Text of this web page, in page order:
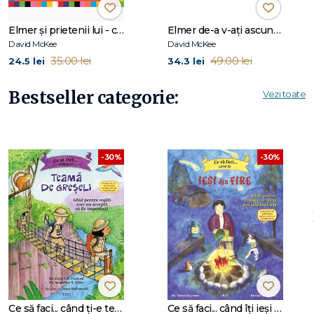
Beneficii de lectură – ce poate învăța copilul din această
carte:
evidențierea importanței prieteniei și a gesturilor de
promovarea bucuriei și a participării active.
De ce îl iubesc pe Elmer copiii din întreaga lume?
Colorat și unic:Elmer este singurul elefant diferit din turmă,
cu petice în toate culorile curcubeului, care ne arată că a fi
unic este un dar!
Elmer și prietenii lui - carte de colorat la petrecere
David McKee
24.5 lei 35.00 lei
Elmer de-a v-ați ascunselea!
David McKee
34.3 lei 49.00 lei
Bestseller categorie: Vezi toate
-30%
Ce să faci... când ți-e teamă de greșeli. Ghid pentru copiii care nu acceptă să fie imperfecți
-30%
Ce să faci... când îţi ieşi din fire. Ghid pentru copiii care nu-şi pot stăpâni furia